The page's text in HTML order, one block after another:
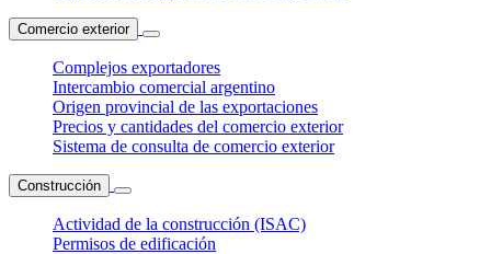
Comercio exterior
Complejos exportadores
Intercambio comercial argentino
Origen provincial de las exportaciones
Precios y cantidades del comercio exterior
Sistema de consulta de comercio exterior
Construcción
Actividad de la construcción (ISAC)
Permisos de edificación